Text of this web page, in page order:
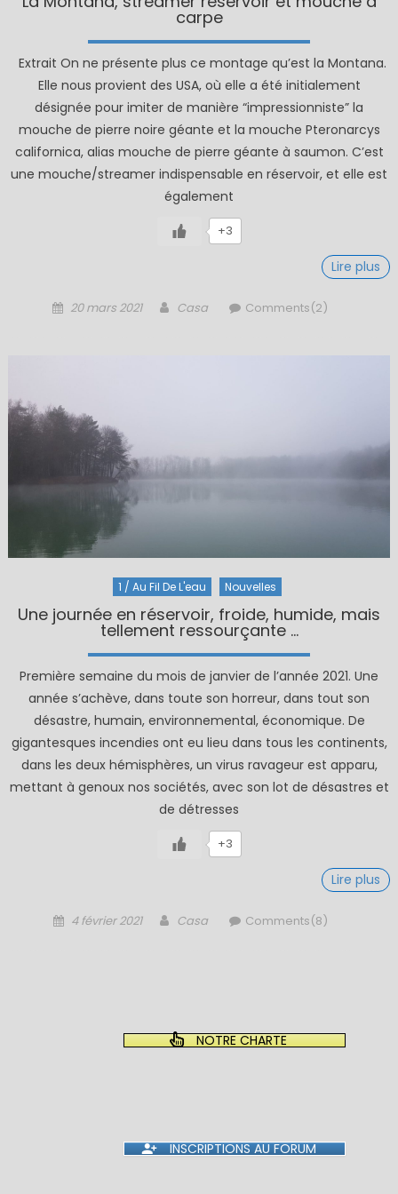
carpe
Extrait On ne présente plus ce montage qu’est la Montana.
Elle nous provient des USA, où elle a été initialement
désignée pour imiter de manière “impressionniste” la
mouche de pierre noire géante et la mouche Pteronarcys
californica, alias mouche de pierre géante à saumon. C’est
une mouche/streamer indispensable en réservoir, et elle est
également
+3
Lire plus
Posted
20 mars 2021 Author
Casa Comments(2)
1 / Au Fil De L'eau Nouvelles
Une journée en réservoir, froide, humide, mais
tellement ressourçante …
Première semaine du mois de janvier de l’année 2021. Une
année s’achève, dans toute son horreur, dans tout son
désastre, humain, environnemental, économique. De
gigantesques incendies ont eu lieu dans tous les continents,
dans les deux hémisphères, un virus ravageur est apparu,
mettant à genoux nos sociétés, avec son lot de désastres et
de détresses
+3
Lire plus
Posted
4 février 2021 Author
Casa Comments(8)
NOTRE CHARTE
INSCRIPTIONS AU FORUM